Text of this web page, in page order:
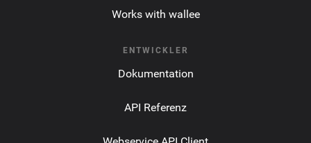
Works with wallee
ENTWICKLER
Dokumentation
API Referenz